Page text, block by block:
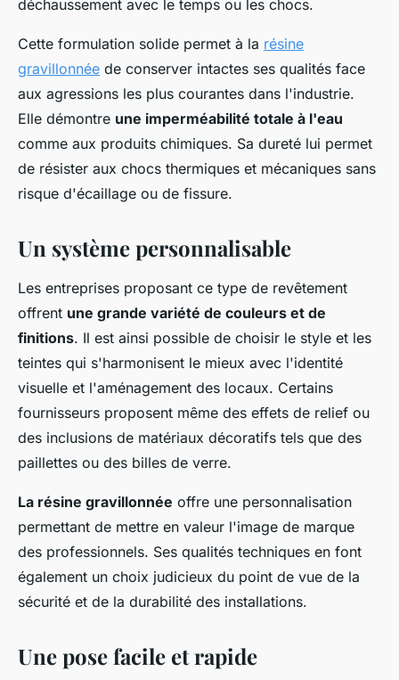
déchaussement avec le temps ou les chocs.
Cette formulation solide permet à la résine
gravillonnée de conserver intactes ses qualités face
aux agressions les plus courantes dans l'industrie.
Elle démontre une imperméabilité totale à l'eau
comme aux produits chimiques. Sa dureté lui permet
de résister aux chocs thermiques et mécaniques sans
risque d'écaillage ou de fissure.
Un système personnalisable
Les entreprises proposant ce type de revêtement
offrent une grande variété de couleurs et de
finitions. Il est ainsi possible de choisir le style et les
teintes qui s'harmonisent le mieux avec l'identité
visuelle et l'aménagement des locaux. Certains
fournisseurs proposent même des effets de relief ou
des inclusions de matériaux décoratifs tels que des
paillettes ou des billes de verre.
La résine gravillonnée offre une personnalisation
permettant de mettre en valeur l'image de marque
des professionnels. Ses qualités techniques en font
également un choix judicieux du point de vue de la
sécurité et de la durabilité des installations.
Une pose facile et rapide